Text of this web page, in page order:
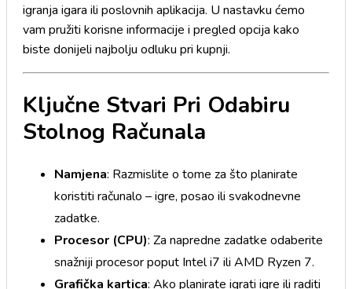
igranja igara ili poslovnih aplikacija. U nastavku ćemo
vam pružiti korisne informacije i pregled opcija kako
biste donijeli najbolju odluku pri kupnji.
Ključne Stvari Pri Odabiru
Stolnog Računala
Namjena: Razmislite o tome za što planirate
koristiti računalo – igre, posao ili svakodnevne
zadatke.
Procesor (CPU): Za napredne zadatke odaberite
snažniji procesor poput Intel i7 ili AMD Ryzen 7.
Grafička kartica: Ako planirate igrati igre ili raditi